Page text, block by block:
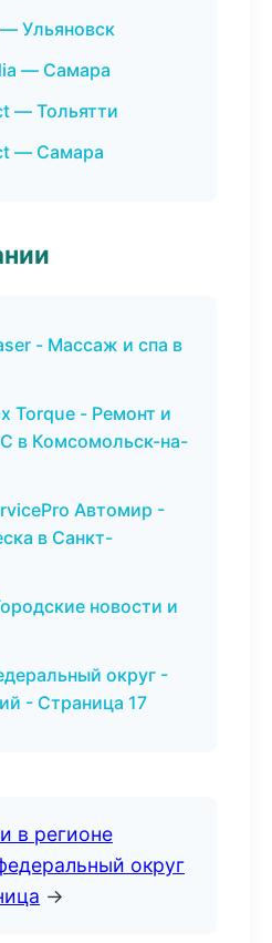
Ульяновск
— Самара
— Тольятти
— Самара
- Массаж и спа в
Torque - Ремонт и
в Комсомольск-на-
Автомир -
в Санкт-
новости и
округ -
- Страница 17
в регионе
округ
→